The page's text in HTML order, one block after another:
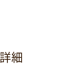
細